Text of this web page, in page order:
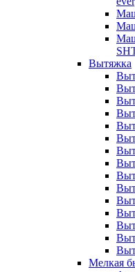
Вытяжка
Мелкая